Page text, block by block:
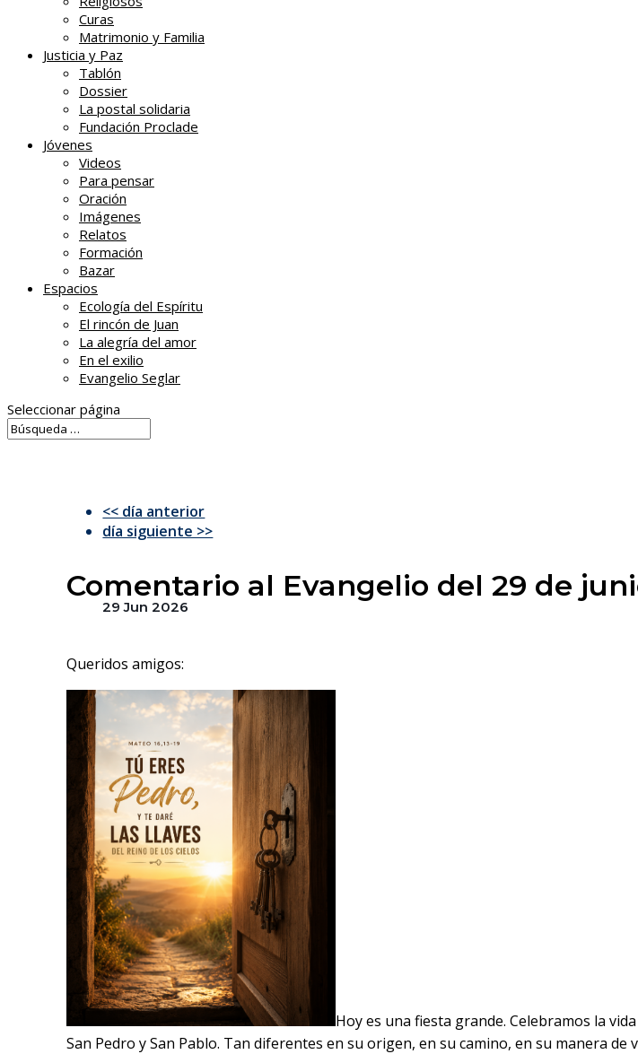
Curas
Matrimonio y Familia
Justicia y Paz
Tablón
Dossier
La postal solidaria
Fundación Proclade
Jóvenes
Videos
Para pensar
Oración
Imágenes
Relatos
Formación
Bazar
Espacios
Ecología del Espíritu
El rincón de Juan
La alegría del amor
En el exilio
Evangelio Seglar
Seleccionar página
<< día anterior
día siguiente >>
Comentario al Evangelio del 29 de
29 Jun 2026
Queridos amigos:
Hoy es una fiesta grande. Celebramos la
San Pedro y San Pablo. Tan diferentes en su origen, en su camino, en su manera de